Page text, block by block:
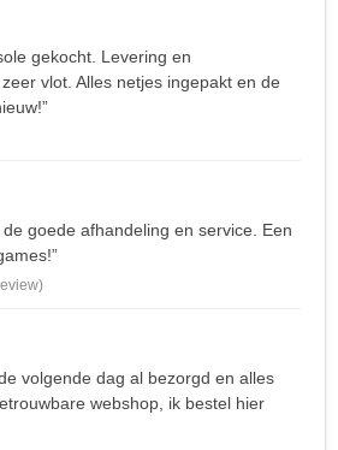
gekocht. Levering en
vlot. Alles netjes ingepakt en de
goede afhandeling en service. Een
volgende dag al bezorgd en alles
webshop, ik bestel hier